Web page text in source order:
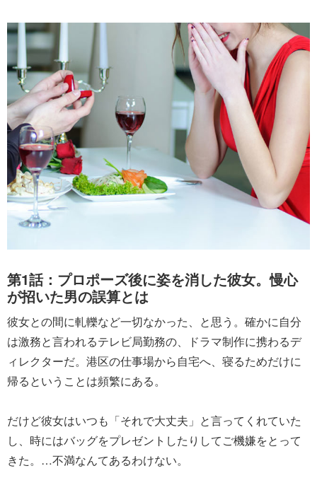
第1話：プロポーズ後に姿を消した彼女。慢心
が招いた男の誤算とは
彼女との間に軋轢など一切なかった、と思う。確かに自分
は激務と言われるテレビ局勤務の、ドラマ制作に携わるデ
ィレクターだ。港区の仕事場から自宅へ、寝るためだけに
帰るということは頻繁にある。
だけど彼女はいつも「それで大丈夫」と言ってくれていた
し、時にはバッグをプレゼントしたりしてご機嫌をとって
きた。…不満なんてあるわけない。